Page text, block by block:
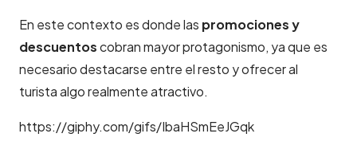
En este contexto es donde las promociones y
descuentoscobran mayor protagonismo, ya que es
necesario destacarse entre el resto y ofrecer al
turista algo realmente atractivo.
https://giphy.com/gifs/IbaHSmEeJGqk